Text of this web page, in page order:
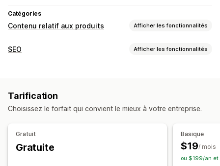
Catégories
Contenu relatif aux produits Afficher les fonctionnalités
Types de contenus
Génération basée sur l’IA
SEO
SEO Afficher les fonctionnalités
Tarification
Choisissez le forfait qui convient le mieux à votre entreprise.
Gratuit
Gratuite
Basique
$19/ mois
ou $199/an et